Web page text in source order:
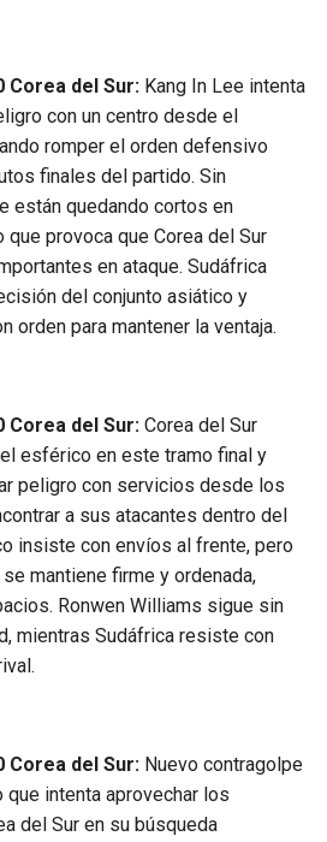
Corea del Sur: Kang In Lee intenta
con un centro desde el
romper el orden defensivo
finales del partido. Sin
están quedando cortos en
provoca que Corea del Sur
en ataque. Sudáfrica
del conjunto asiático y
orden para mantener la ventaja.
Corea del Sur: Corea del Sur
esférico en este tramo final y
peligro con servicios desde los
a sus atacantes dentro del
insiste con envíos al frente, pero
mantiene firme y ordenada,
Ronwen Williams sigue sin
mientras Sudáfrica resiste con
Corea del Sur: Nuevo contragolpe
intenta aprovechar los
del Sur en su búsqueda